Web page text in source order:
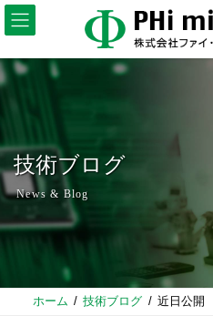
コ
ン
テ
ン
ツ
へ
プ
ナ
ビ
ゲ
ー
シ
ョ
動技術ブログ
News & Blog
ホーム 技術ブログ 近日公開